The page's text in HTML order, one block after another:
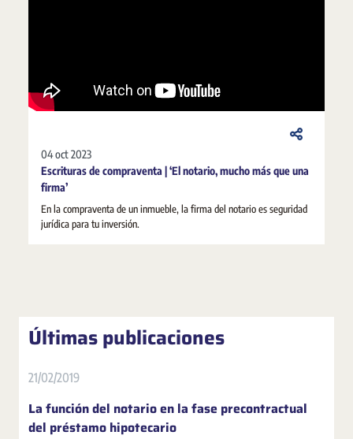
04 oct 2023
Escrituras de compraventa | ‘El notario, mucho más que una
firma’
En la compraventa de un inmueble, la firma del notario es seguridad
jurídica para tu inversión.
Últimas publicaciones
21/02/2019
La función del notario en la fase precontractual
del préstamo hipotecario